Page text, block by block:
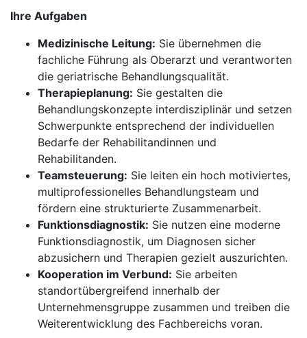
Ihre Aufgaben
Medizinische Leitung: Sie übernehmen die
fachliche Führung als Oberarzt und verantworten
die geriatrische Behandlungsqualität.
Therapieplanung: Sie gestalten die
Behandlungskonzepte interdisziplinär und setzen
Schwerpunkte entsprechend der individuellen
Bedarfe der Rehabilitandinnen und
Rehabilitanden.
Teamsteuerung: Sie leiten ein hoch motiviertes,
multiprofessionelles Behandlungsteam und
fördern eine strukturierte Zusammenarbeit.
Funktionsdiagnostik: Sie nutzen eine moderne
Funktionsdiagnostik, um Diagnosen sicher
abzusichern und Therapien gezielt auszurichten.
Kooperation im Verbund: Sie arbeiten
standortübergreifend innerhalb der
Unternehmensgruppe zusammen und treiben die
Weiterentwicklung des Fachbereichs voran.